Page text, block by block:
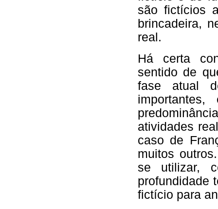
são fictícios
brincadeira,
real.
Há certa
sentido de
fase atual
atividades
caso de
muitos
se utilizar,
profundidade
fictício para